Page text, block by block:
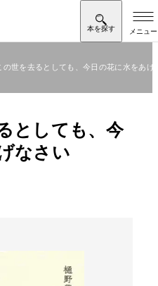
の世を去るとしても、今日の花に水をあげ
としても、今
なさい